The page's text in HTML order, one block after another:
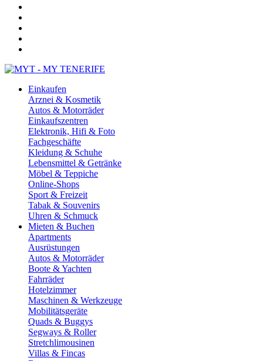
Einkaufen
Arznei & Kosmetik
Autos & Motorräder
Einkaufszentren
Elektronik, Hifi & Foto
Fachgeschäfte
Kleidung & Schuhe
Lebensmittel & Getränke
Möbel & Teppiche
Online-Shops
Sport & Freizeit
Tabak & Souvenirs
Uhren & Schmuck
Mieten & Buchen
Apartments
Ausrüstungen
Autos & Motorräder
Boote & Yachten
Fahrräder
Hotelzimmer
Maschinen & Werkzeuge
Mobilitätsgeräte
Quads & Buggys
Segways & Roller
Stretchlimousinen
Villas & Fincas